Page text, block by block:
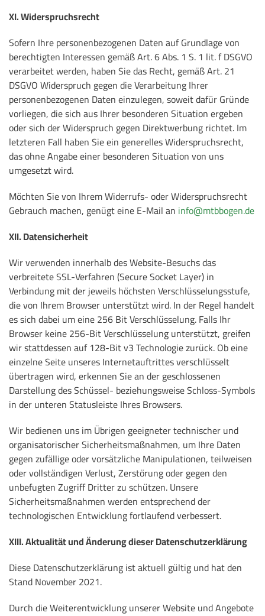
XI. Widerspruchsrecht
Sofern Ihre personenbezogenen Daten auf Grundlage von
berechtigten Interessen gemäß Art. 6 Abs. 1 S. 1 lit. f DSGVO
verarbeitet werden, haben Sie das Recht, gemäß Art. 21
DSGVO Widerspruch gegen die Verarbeitung Ihrer
personenbezogenen Daten einzulegen, soweit dafür Gründe
vorliegen, die sich aus Ihrer besonderen Situation ergeben
oder sich der Widerspruch gegen Direktwerbung richtet. Im
letzteren Fall haben Sie ein generelles Widerspruchsrecht,
das ohne Angabe einer besonderen Situation von uns
umgesetzt wird.
Möchten Sie von Ihrem Widerrufs- oder Widerspruchsrecht
Gebrauch machen, genügt eine E-Mail an info@mtbbogen.de
XII. Datensicherheit
Wir verwenden innerhalb des Website-Besuchs das
verbreitete SSL-Verfahren (Secure Socket Layer) in
Verbindung mit der jeweils höchsten Verschlüsselungsstufe,
die von Ihrem Browser unterstützt wird. In der Regel handelt
es sich dabei um eine 256 Bit Verschlüsselung. Falls Ihr
Browser keine 256-Bit Verschlüsselung unterstützt, greifen
wir stattdessen auf 128-Bit v3 Technologie zurück. Ob eine
einzelne Seite unseres Internetauftrittes verschlüsselt
übertragen wird, erkennen Sie an der geschlossenen
Darstellung des Schüssel- beziehungsweise Schloss-Symbols
in der unteren Statusleiste Ihres Browsers.
Wir bedienen uns im Übrigen geeigneter technischer und
organisatorischer Sicherheitsmaßnahmen, um Ihre Daten
gegen zufällige oder vorsätzliche Manipulationen, teilweisen
oder vollständigen Verlust, Zerstörung oder gegen den
unbefugten Zugriff Dritter zu schützen. Unsere
Sicherheitsmaßnahmen werden entsprechend der
technologischen Entwicklung fortlaufend verbessert.
XIII. Aktualität und Änderung dieser Datenschutzerklärung
Diese Datenschutzerklärung ist aktuell gültig und hat den
Stand November 2021.
Durch die Weiterentwicklung unserer Website und Angebote